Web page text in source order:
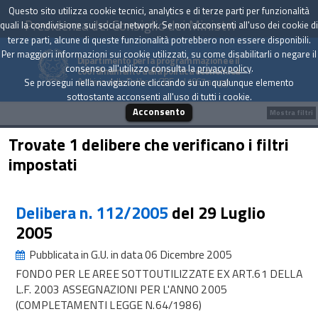
Presidenza del Consiglio dei Ministri
Dipartimento per la programmazione e il
coordinamento della politica economica
Archivio delle Delibere CIPE dal 1967 a oggi
Trovate 1 delibere che verificano i filtri
impostati
Delibera n. 112/2005 del 29 Luglio
2005
Pubblicata in G.U. in data 06 Dicembre 2005
FONDO PER LE AREE SOTTOUTILIZZATE EX ART.61 DELLA
L.F. 2003 ASSEGNAZIONI PER L'ANNO 2005
(COMPLETAMENTI LEGGE N.64/1986)
Mostra filtri
Questo sito utilizza cookie tecnici, analytics e di terze parti per funzionalità
quali la condivisione sui social network. Se non acconsenti all'uso dei cookie di
terze parti, alcune di queste funzionalità potrebbero non essere disponibili.
Per maggiori informazioni sui cookie utilizzati, su come disabilitarli o negare il
consenso all'utilizzo consulta laprivacy policy.
Se prosegui nella navigazione cliccando su un qualunque elemento
sottostante acconsenti all'uso di tutti i cookie.
Acconsento